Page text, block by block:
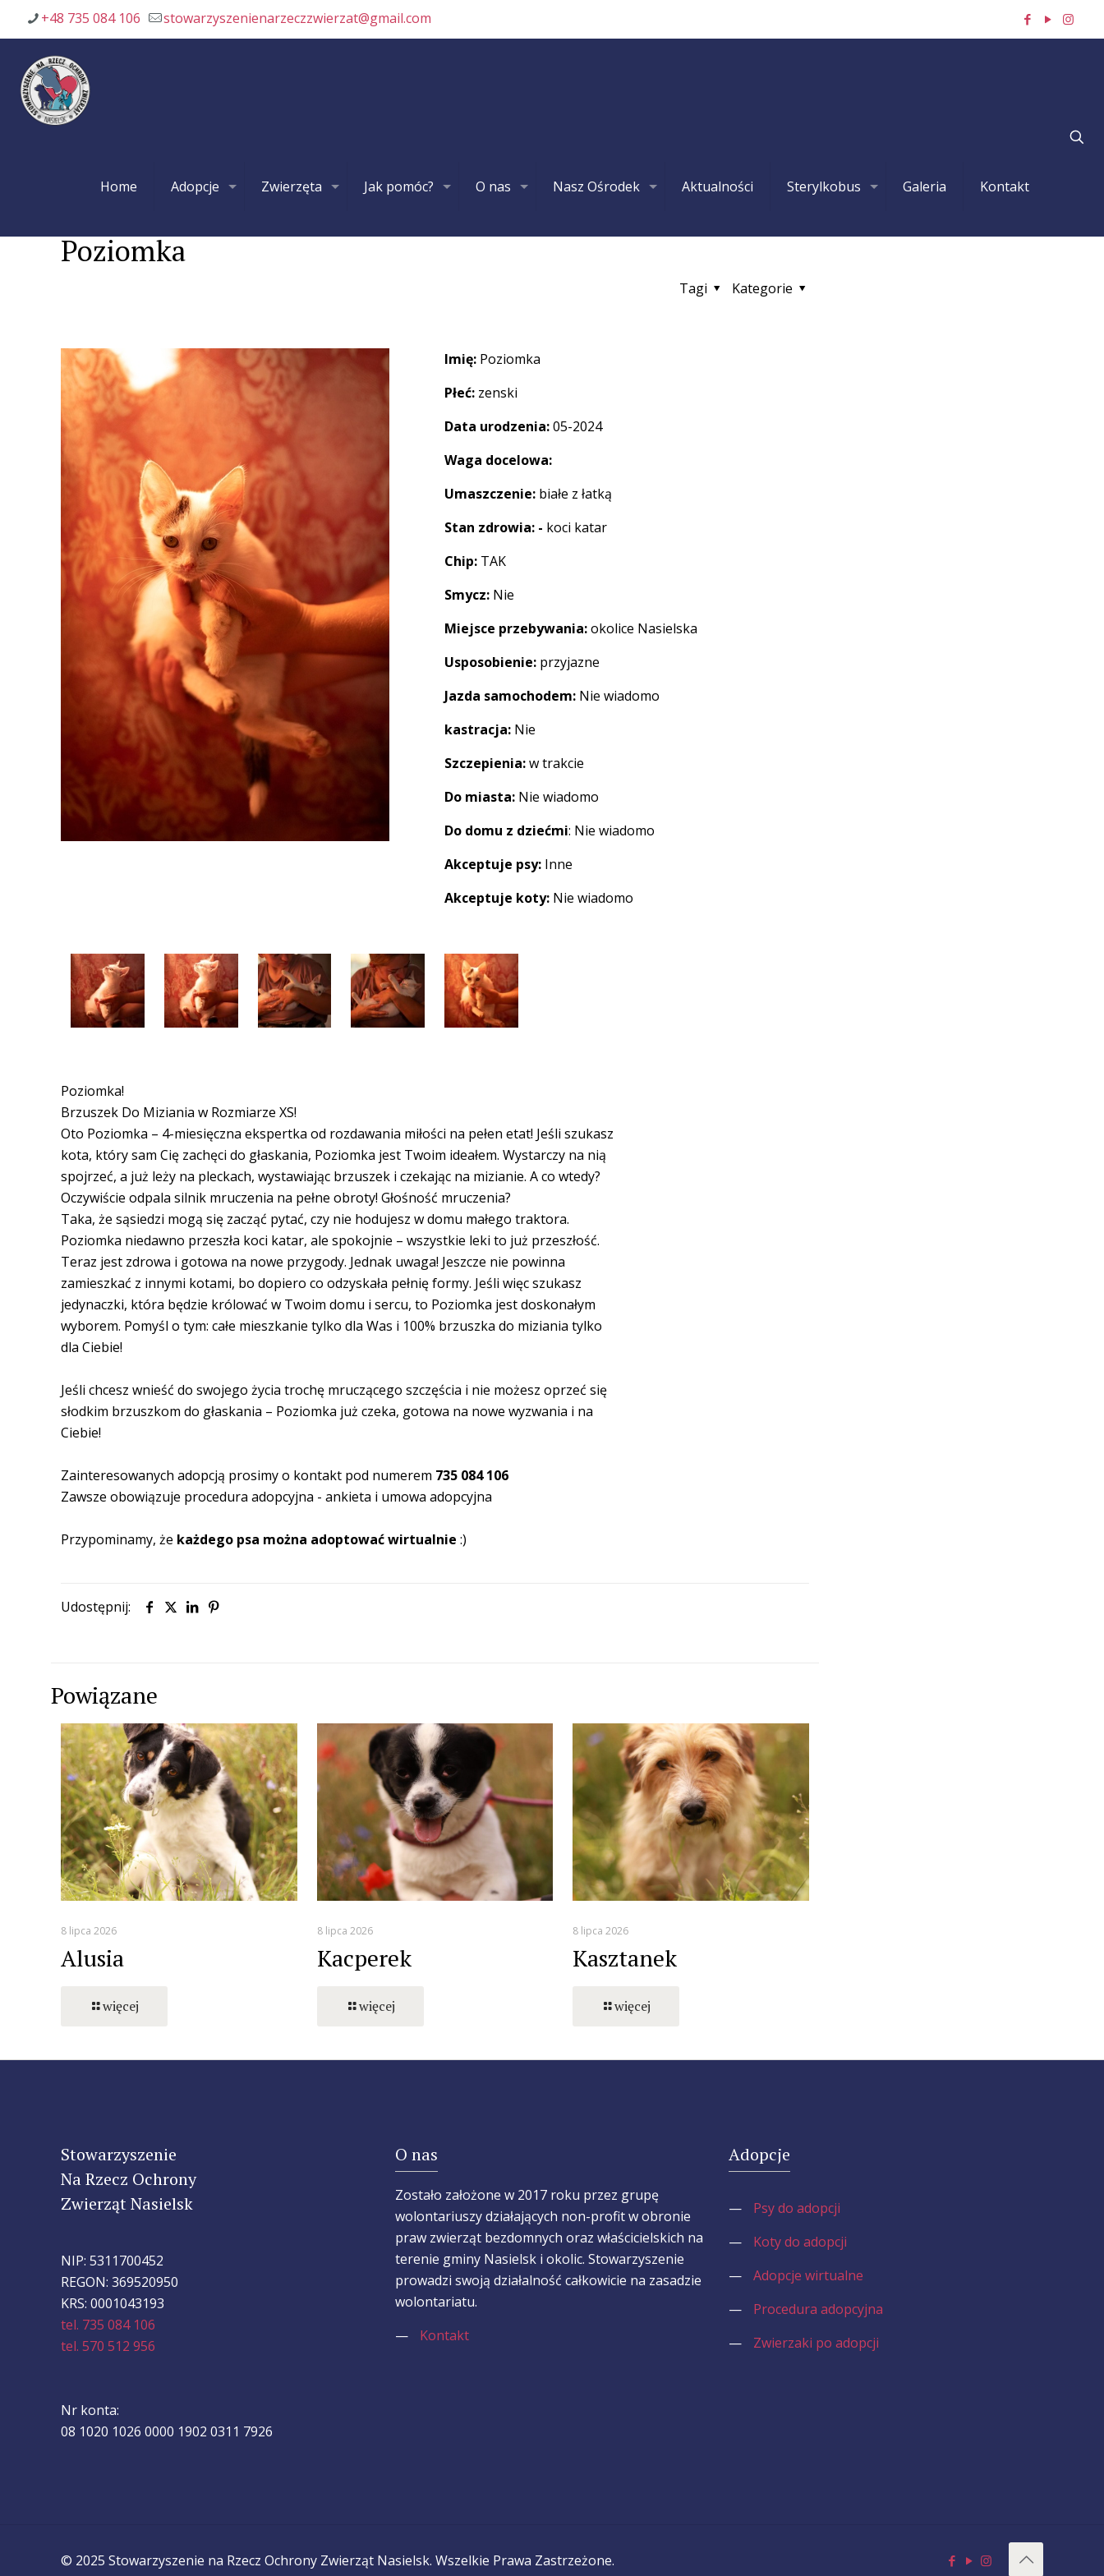
+48 735 084 106 stowarzyszenienarzeczzwierzat@gmail.com
Home Adopcje Zwierzęta Jak pomóc? O nas Nasz Ośrodek Aktualności Sterylkobus Galeria Kontakt
Poziomka
Kategorie
Tagi
Imię: Poziomka
Płeć: zenski
Data urodzenia:05-2024
Waga docelowa:
Umaszczenie: białe z łatką
Stan zdrowia: - koci katar
Chip: TAK
Smycz: Nie
Miejsce przebywania:okolice Nasielska
Usposobienie: przyjazne
Jazda samochodem: Nie wiadomo
kastracja: Nie
Szczepienia:w trakcie
Do miasta: Nie wiadomo
Do domu z dziećmi: Nie wiadomo
Akceptuje psy: Inne
Akceptuje koty: Nie wiadomo
Poziomka!
Brzuszek Do Miziania w Rozmiarze XS!
Oto Poziomka – 4-miesięczna ekspertka od rozdawania miłości na pełen etat! Jeśli szukasz
kota, który sam Cię zachęci do głaskania, Poziomka jest Twoim ideałem. Wystarczy na nią
spojrzeć, a już leży na pleckach, wystawiając brzuszek i czekając na mizianie. A co wtedy?
Oczywiście odpala silnik mruczenia na pełne obroty! Głośność mruczenia?
Taka, że sąsiedzi mogą się zacząć pytać, czy nie hodujesz w domu małego traktora.
Poziomka niedawno przeszła koci katar, ale spokojnie – wszystkie leki to już przeszłość.
Teraz jest zdrowa i gotowa na nowe przygody. Jednak uwaga! Jeszcze nie powinna
zamieszkać z innymi kotami, bo dopiero co odzyskała pełnię formy. Jeśli więc szukasz
jedynaczki, która będzie królować w Twoim domu i sercu, to Poziomka jest doskonałym
wyborem. Pomyśl o tym: całe mieszkanie tylko dla Was i 100% brzuszka do miziania tylko
dla Ciebie!
Jeśli chcesz wnieść do swojego życia trochę mruczącego szczęścia i nie możesz oprzeć się
słodkim brzuszkom do głaskania – Poziomka już czeka, gotowa na nowe wyzwania i na
Ciebie!
Zainteresowanych adopcją prosimy o kontakt pod numerem 735 084 106
Zawsze obowiązuje procedura adopcyjna - ankieta i umowa adopcyjna
Przypominamy, że każdego psa można adoptować wirtualnie :)
Udostępnij:
Powiązane
8 lipca 2026
Alusia
więcej
8 lipca 2026
Kacperek
więcej
8 lipca 2026
Kasztanek
więcej
Stowarzyszenie
Na Rzecz Ochrony
Zwierząt Nasielsk
NIP: 5311700452
REGON: 369520950
KRS: 0001043193
tel. 735 084 106
tel. 570 512 956
Nr konta:
08 1020 1026 0000 1902 0311 7926
O nas
Zostało założone w 2017 roku przez grupę
wolontariuszy działających non-profit w obronie
praw zwierząt bezdomnych oraz właścicielskich na
terenie gminy Nasielsk i okolic. Stowarzyszenie
prowadzi swoją działalność całkowicie na zasadzie
wolontariatu.
—
Kontakt
Adopcje
—
Psy do adopcji
—
Koty do adopcji
—
Adopcje wirtualne
—
Procedura adopcyjna
—
Zwierzaki po adopcji
© 2025 Stowarzyszenie na Rzecz Ochrony Zwierząt Nasielsk. Wszelkie Prawa Zastrzeżone.